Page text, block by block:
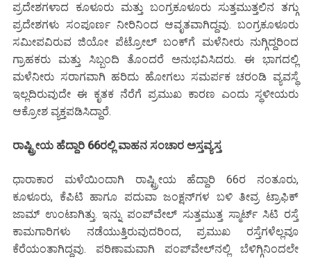
ಪ್ರದೇಶಗಳಾದ ಕೂಳೂರು ಮತ್ತು ಬಂಗ್ರಕೂಳೂರು ಸುತ್ತಮುತ್ತಲಿನ ತಗ್ಗು
ಪ್ರದೇಶಗಳು ಸಂಪೂರ್ಣ ನೀರಿನಿಂದ ಆವೃತವಾಗಿದ್ದವು. ಬಂಗ್ರಕೂಳೂರು
ಸಮೀಪವಿರುವ ಜಿಯೋ ಪೆಟ್ರೋಲ್ ಬಂಕ್‌ಗೆ ಮಳೆನೀರು ನುಗ್ಗಿದ್ದರಿಂದ
ಗ್ರಾಹಕರು ಮತ್ತು ಸಿಬ್ಬಂದಿ ತೊಂದರೆ ಅನುಭವಿಸಿದರು. ಈ ಭಾಗದಲ್ಲಿ
ಮಳೆನೀರು ಸರಾಗವಾಗಿ ಹರಿದು ಹೋಗಲು ಸಮರ್ಪಕ ಚರಂಡಿ ವ್ಯವಸ್ಥೆ
ಇಲ್ಲದಿರುವುದೇ ಈ ಕೃತಕ ನೆರೆಗೆ ಪ್ರಮುಖ ಕಾರಣ ಎಂದು ಸ್ಥಳೀಯರು
ಆಕ್ರೋಶ ವ್ಯಕ್ತಪಡಿಸಿದ್ದಾರೆ.
ರಾಷ್ಟ್ರೀಯ ಹೆದ್ದಾರಿ 66ರಲ್ಲಿ ವಾಹನ ಸಂಚಾರ ಅಸ್ತವ್ಯಸ್ತ
ಧಾರಾಕಾರ ಮಳೆಯಿಂದಾಗಿ ರಾಷ್ಟ್ರೀಯ ಹೆದ್ದಾರಿ 66ರ ನಂತೂರು,
ಕೂಳೂರು, ಕೆಪಿಟಿ ಹಾಗೂ ಪದುವಾ ಜಂಕ್ಷನ್‌ಗಳ ಬಳಿ ತೀವ್ರ ಟ್ರಾಫಿಕ್
ಜಾಮ್ ಉಂಟಾಗಿತ್ತು. ಇನ್ನು ಪಂಪ್‌ವೇಲ್ ಸುತ್ತಮುತ್ತ ಸ್ಮಾರ್ಟ್ ಸಿಟಿ ರಸ್ತೆ
ಕಾಮಗಾರಿಗಳು ನಡೆಯುತ್ತಿರುವುದರಿಂದ, ಪ್ರಮುಖ ರಸ್ತೆಗಳೆಲ್ಲವೂ
ಕೆರೆಯಂತಾಗಿದ್ದವು. ಪರಿಣಾಮವಾಗಿ ಪಂಪ್‌ವೇಲ್‌ನಲ್ಲಿ ಬೆಳಿಗ್ಗಿನಿಂದಲೇ